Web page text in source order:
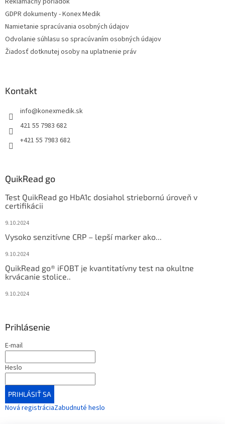
GDPR dokumenty - Konex Medik
Namietanie spracúvania osobných údajov
Odvolanie súhlasu so spracúvaním osobných údajov
Žiadosť dotknutej osoby na uplatnenie práv
Kontakt
info@konexmedik.sk
421 55 7983 682
+421 55 7983 682
QuikRead go
Test QuikRead go HbA1c dosiahol striebornú úroveň v
certifikácii
9.10.2024
Vysoko senzitívne CRP – lepší marker ako...
9.10.2024
QuikRead go® iFOBT je kvantitatívny test na okultne
krvácanie stolice..
9.10.2024
Prihlásenie
E-mail
Heslo
PRIHLÁSIŤ SA
Nová registráciaZabudnuté heslo